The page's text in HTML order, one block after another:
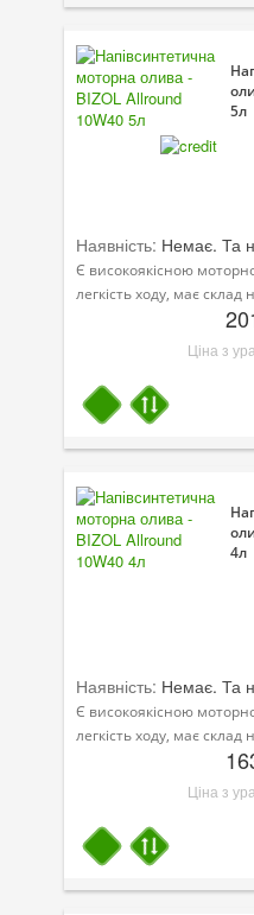
5л
Наявність: Немає. Та
Є високоякісною
легкість ходу, має склад
Ціна з
4л
Наявність: Немає. Та
Є високоякісною
легкість ходу, має склад
Ціна з